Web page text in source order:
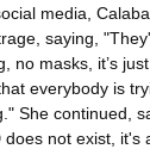
media,
saying,
no masks, it’s
everybody is
She continued,
not exist, it's